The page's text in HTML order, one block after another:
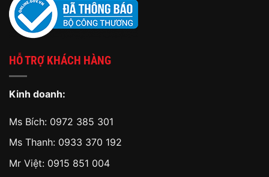
HỖ TRỢ KHÁCH HÀNG
Kinh doanh:
Ms Bích: 0972 385 301
Ms Thanh: 0933 370 192
Mr Việt: 0915 851 004